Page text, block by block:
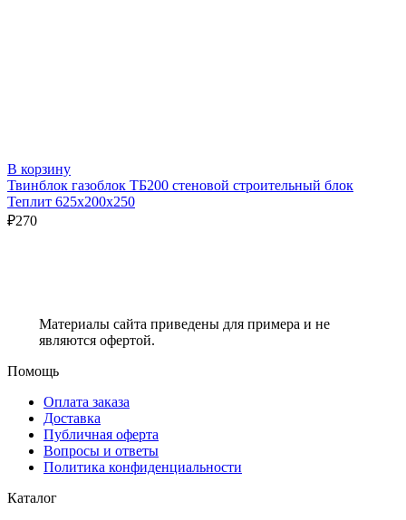
В корзину
Твинблок газоблок ТБ200 стеновой строительный блок
Теплит 625х200х250
₽270
Материалы сайта приведены для примера и не
являются офертой.
Помощь
Оплата заказа
Доставка
Публичная оферта
Вопросы и ответы
Политика конфиденциальности
Каталог